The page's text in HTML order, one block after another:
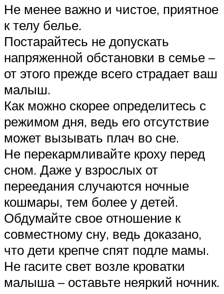
Не менее важно и чистое, приятное
к телу белье.
Постарайтесь не допускать
напряженной обстановки в семье –
от этого прежде всего страдает ваш
малыш.
Как можно скорее определитесь с
режимом дня, ведь его отсутствие
может вызывать плач во сне.
Не перекармливайте кроху перед
сном. Даже у взрослых от
переедания случаются ночные
кошмары, тем более у детей.
Обдумайте свое отношение к
совместному сну, ведь доказано,
что дети крепче спят подле мамы.
Не гасите свет возле кроватки
малыша – оставьте неяркий ночник.